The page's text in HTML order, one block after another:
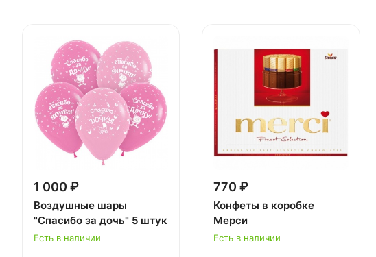
1 000 ₽
Воздушные шары
"Спасибо за дочь" 5 штук
Есть в наличии
770 ₽
Конфеты в коробке
Мерси
Есть в наличии